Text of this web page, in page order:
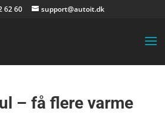
62 60 support@autoit.dk
– få flere varme